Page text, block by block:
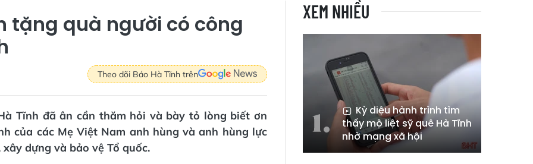
tặng quà người có công
Theo dõi Báo Hà Tĩnh trên
Tĩnh đã ân cần thăm hỏi và bày tỏ lòng biết ơn
của các Mẹ Việt Nam anh hùng và anh hùng lực
dựng và bảo vệ Tổ quốc.
XEM NHIỀU
Kỳ diệu hành trình tìm
thấy mộ liệt sỹ quê Hà Tĩnh
nhờ mạng xã hội